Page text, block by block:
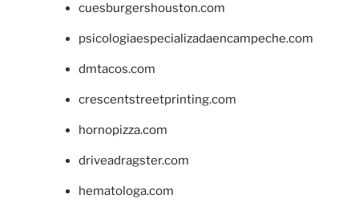
cuesburgershouston.com
psicologiaespecializadaencampeche.com
dmtacos.com
crescentstreetprinting.com
hornopizza.com
driveadragster.com
hematologa.com